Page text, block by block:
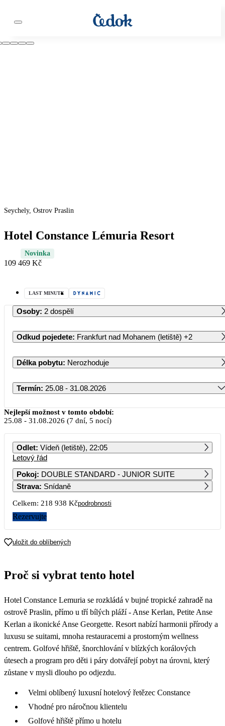
Seychely, Ostrov Praslin
Hotel Constance Lémuria Resort
Novinka
109 469 Kč
LAST MINUTE
Osoby: 2 dospělí
Odkud pojedete: Frankfurt nad Mohanem (letiště) +2
Délka pobytu: Nerozhoduje
Termín: 25.08 - 31.08.2026
Srpen 2026
PO ÚT ST ČT PÁ SO NE
3 4 9
10
17 18
109 469 106 149
121 739
Nejlepší možnost v tomto období:
25.08 - 31.08.2026 (7 dní, 5 nocí)
Odlet: Vídeň (letiště), 22:05
Letový řád
Pokoj: DOUBLE STANDARD - JUNIOR SUITE
Strava: Snídaně
Celkem: 218 938 Kčpodrobnosti
Rezervujte
uložit do oblíbených
Proč si vybrat tento hotel
Hotel Constance Lemuria se rozkládá v bujné tropické zahradě na
ostrově Praslin, přímo u tří bílých pláží - Anse Kerlan, Petite Anse
Kerlan a ikonické Anse Georgette. Resort nabízí harmonii přírody a
luxusu se suitami, mnoha restauracemi a prostorným wellness
centrem. Golfové hřiště, šnorchlování v blízkých korálových
útesech a program pro děti i páry dotvářejí pobyt na úrovni, který
zůstane v mysli dlouho po odjezdu.
Velmi oblíbený luxusní hotelový řetězec Constance
Vhodné pro náročnou klientelu
Golfové hřiště přímo u hotelu